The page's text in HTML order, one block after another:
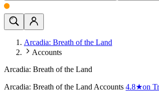
Arcadia: Breath of the Land
Accounts
Arcadia: Breath of the Land
Arcadia: Breath of the Land Accounts 4.8★on